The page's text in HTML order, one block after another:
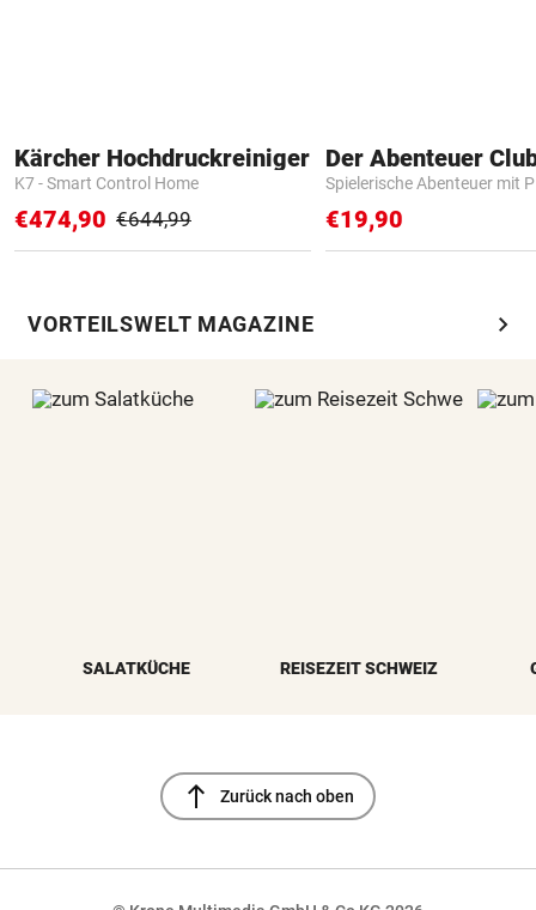
Kärcher Hochdruckreiniger
K7 - Smart Control Home
€474,90 €644,99
Der Abenteuer
Spielerische Abenteuer mit
€19,90
VORTEILSWELT MAGAZINE chevron_right
SALATKÜCHE REISEZEIT SCHWEIZ
north Zurück nach oben